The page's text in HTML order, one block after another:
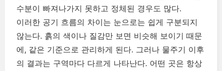
수분이 빠져나가지 못하고 정체된 경우도 많다.
이러한 공기 흐름의 차이는 눈으로는 쉽게 구분되지
않는다. 흙의 색이나 질감만 보면 비슷해 보이기 때문
에, 같은 기준으로 관리하게 된다. 그러나 물주기 이후
의 결과는 구역마다 다르게 나타난다. 어떤 곳은 항상